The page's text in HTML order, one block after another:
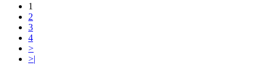
1
2
3
4
>
>|